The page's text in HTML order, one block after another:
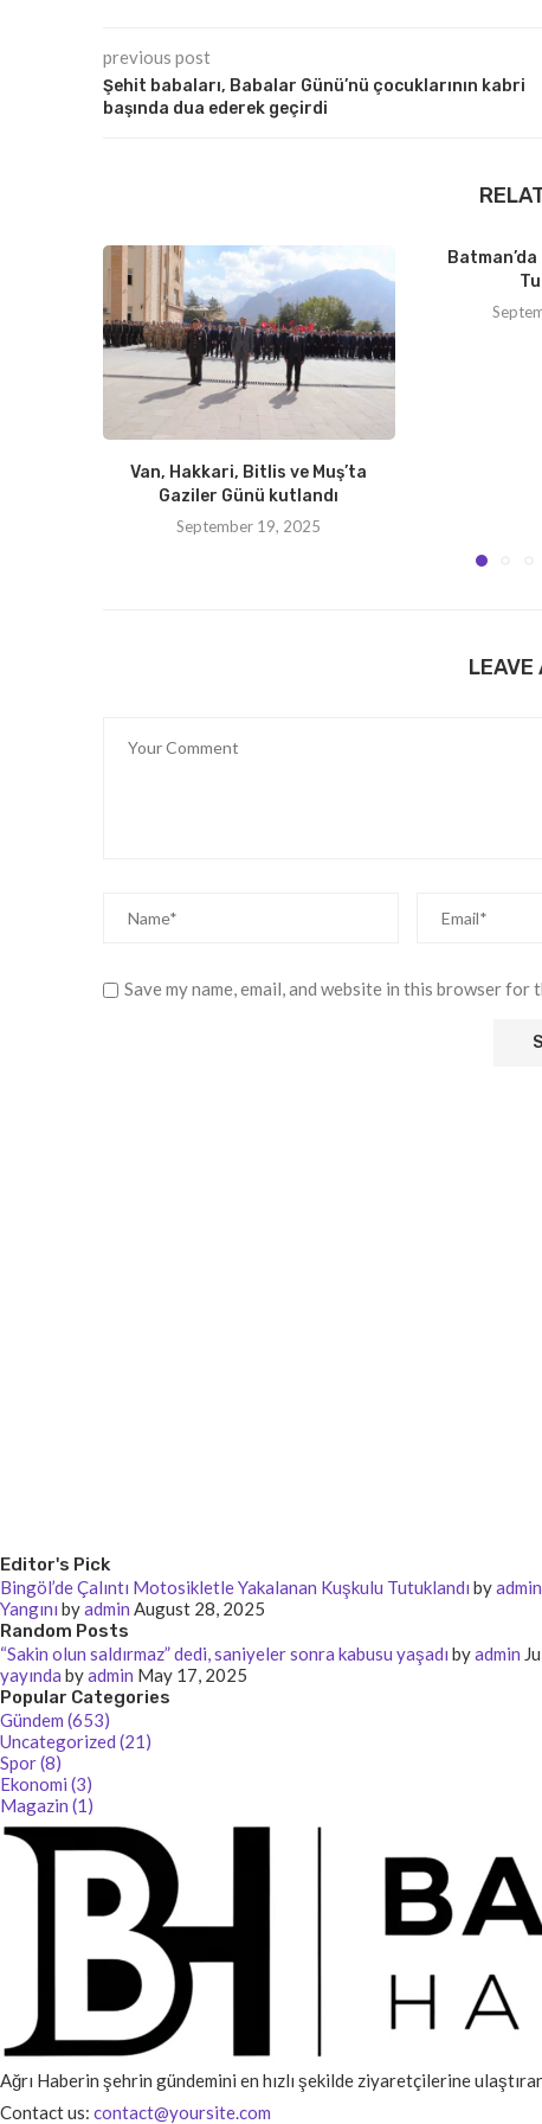
previous post
Şehit babaları, Babalar Günü’nü çocuklarının kabri
başında dua ederek geçirdi
Van, Hakkari, Bitlis ve Muş’ta
Gaziler Günü kutlandı
September 19, 2025
LEAVE
Save my name, email, and website in this browser for
Editor's Pick
Bingöl’de Çalıntı Motosikletle Yakalanan Kuşkulu Tutuklandı byadmin
Yangını byadmin August 28, 2025
Random Posts
“Sakin olun saldırmaz” dedi, saniyeler sonra kabusu yaşadı byadmin
yayında byadmin May 17, 2025
Popular Categories
Gündem (653)
Uncategorized (21)
Spor (8)
Ekonomi (3)
Magazin (1)
Ağrı Haberin şehrin gündemini en hızlı şekilde ziyaretçilerine
Contact us: contact@yoursite.com